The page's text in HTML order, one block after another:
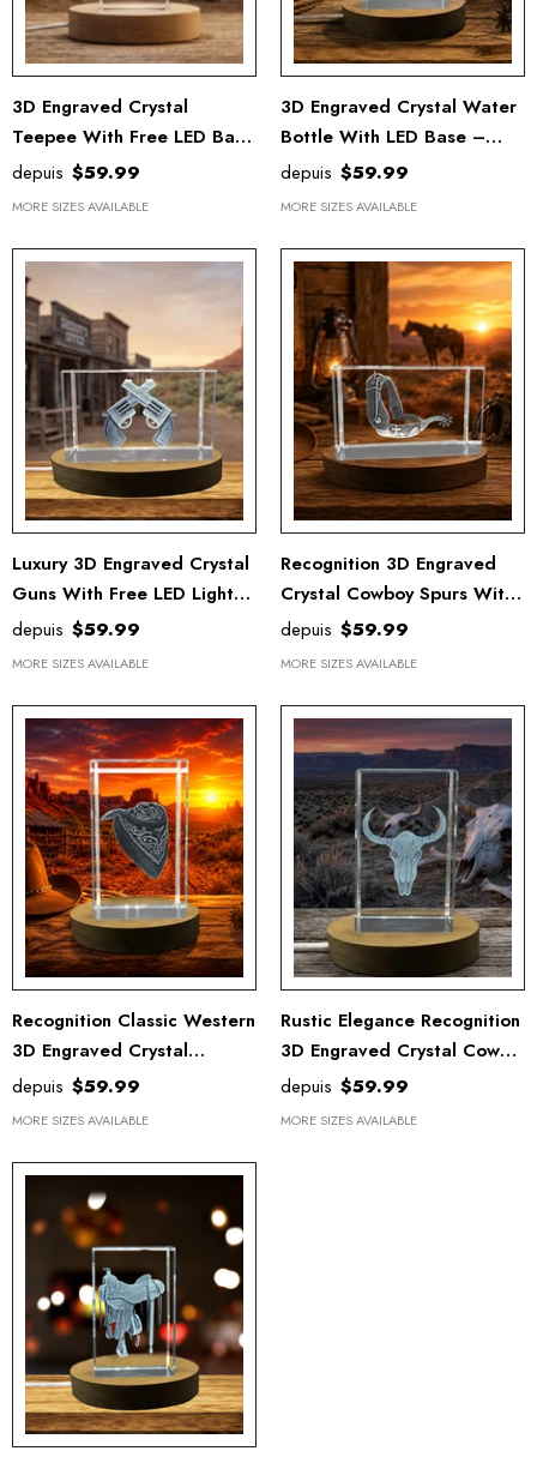
3D Engraved Crystal
Teepee With Free LED Base
& Gift Box
depuis $59.99
MORE SIZES AVAILABLE
3D Engraved Crystal Water
Bottle With LED Base –
Stylish Hydration Essential
depuis $59.99
MORE SIZES AVAILABLE
Luxury 3D Engraved Crystal
Guns With Free LED Light
Base
depuis $59.99
MORE SIZES AVAILABLE
Recognition 3D Engraved
Crystal Cowboy Spurs With
LED Base - Wild West
Elegance
depuis $59.99
MORE SIZES AVAILABLE
Recognition Classic Western
3D Engraved Crystal
Cowboy Bandana With LED
Base - A&B Crystal
depuis $59.99
MORE SIZES AVAILABLE
Rustic Elegance Recognition
3D Engraved Crystal Cow
Head Trophy With Free LED
Base Light
depuis $59.99
MORE SIZES AVAILABLE